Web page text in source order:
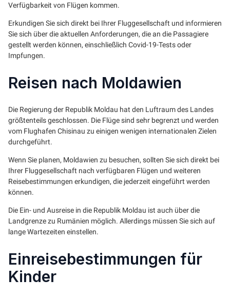
Verfügbarkeit von Flügen kommen.
Erkundigen Sie sich direkt bei Ihrer Fluggesellschaft und informieren
Sie sich über die aktuellen Anforderungen, die an die Passagiere
gestellt werden können, einschließlich Covid-19-Tests oder
Impfungen.
Reisen nach Moldawien
Die Regierung der Republik Moldau hat den Luftraum des Landes
größtenteils geschlossen. Die Flüge sind sehr begrenzt und werden
vom Flughafen Chisinau zu einigen wenigen internationalen Zielen
durchgeführt.
Wenn Sie planen, Moldawien zu besuchen, sollten Sie sich direkt bei
Ihrer Fluggesellschaft nach verfügbaren Flügen und weiteren
Reisebestimmungen erkundigen, die jederzeit eingeführt werden
können.
Die Ein- und Ausreise in die Republik Moldau ist auch über die
Landgrenze zu Rumänien möglich. Allerdings müssen Sie sich auf
lange Wartezeiten einstellen.
Einreisebestimmungen für
Kinder